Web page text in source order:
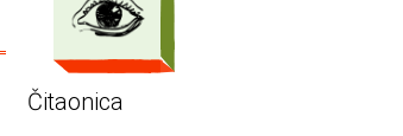
Čitaonica